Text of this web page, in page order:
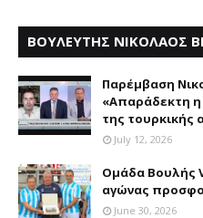
ΒΟΥΛΕΥΤΗΣ ΝΙΚΟΛΑΟΣ
Παρέμβαση
«Aπαράδεκτη
της τουρκικής
July 12, 2026
Ομάδα Βουλής
αγώνας
June 30, 2026